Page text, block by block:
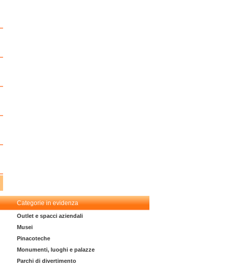
Categorie in evidenza
Outlet e spacci aziendali
Musei
Pinacoteche
Monumenti, luoghi e palazze
Parchi di divertimento